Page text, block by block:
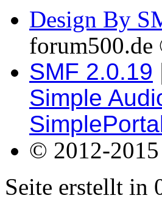
Design By
SMF 2.0.19
Simple
© 2012-
Seite erstellt in